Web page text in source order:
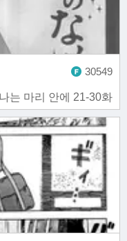
나는 마리 안에 21-30화
30549